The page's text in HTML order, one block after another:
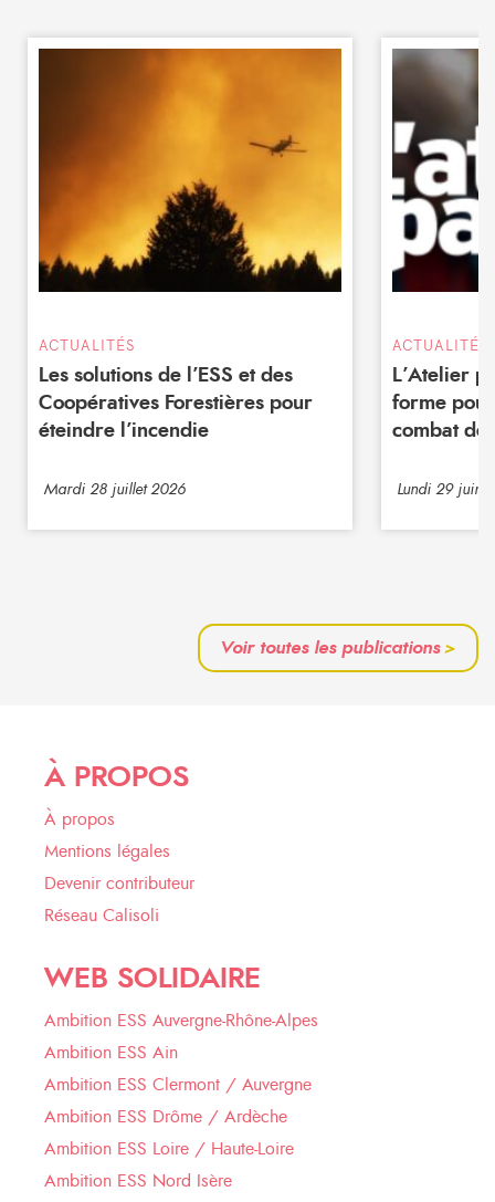
ACTUALITÉS
Les solutions de l’ESS et des
Coopératives Forestières pour
éteindre l’incendie
Mardi 28 juillet 2026
ACTUALITÉS
L’Atelier
forme
combat de
Lundi 29 juin
Voir toutes les publications>
À PROPOS
À propos
Mentions légales
Devenir contributeur
Réseau Calisoli
WEB SOLIDAIRE
Ambition ESS Auvergne-Rhône-Alpes
Ambition ESS Ain
Ambition ESS Clermont / Auvergne
Ambition ESS Drôme / Ardèche
Ambition ESS Loire / Haute-Loire
Ambition ESS Nord Isère